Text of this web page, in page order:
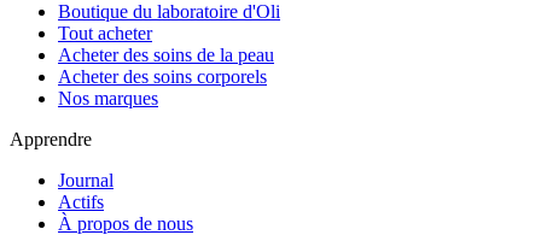
Boutique du laboratoire d'Oli
Tout acheter
Acheter des soins de la peau
Acheter des soins corporels
Nos marques
Apprendre
Journal
Actifs
À propos de nous